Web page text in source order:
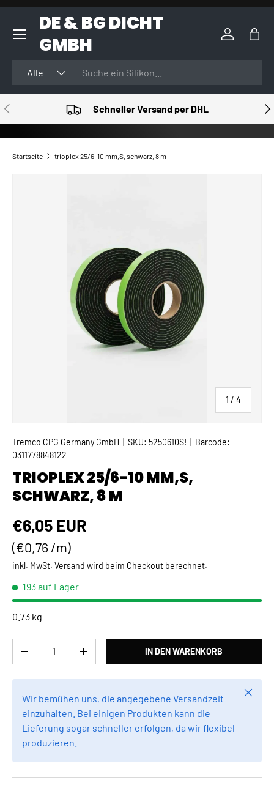
DIREKT ZUM INHALT
DE & BG DICHT
GMBH
Alle
Einloggen
VORHERIGE Schneller Versand per DHL
Startseite trioplex 25/6-10 mm,S, schwarz, 8 m
1 / von
4
Tremco CPG Germany GmbH SKU: 5250610S!
Barcode:
0311778848122
TRIOPLEX 25/6-10 MM,S,
SCHWARZ, 8 M
Normaler Preis
€6,05 EUR
Grundpreis
€0,76 /m
inkl. MwSt. Versand wird beim Checkout berechnet.
193 auf Lager
0.73 kg
MENGE VERRINGERNMENGE ERHÖHENIN DEN WARENKORB
Wir bemühen uns, die angegebene Versandzeit
einzuhalten. Bei einigen Produkten kann die
Lieferung sogar schneller erfolgen, da wir flexibel
produzieren.